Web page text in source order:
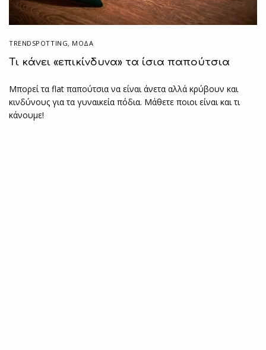
TRENDSPOTTING, ΜΟΔΑ
Τι κάνει «επικίνδυνα» τα ίσια παπούτσια
Μπορεί τα flat παπούτσια να είναι άνετα αλλά κρύβουν και
κινδύνους για τα γυναικεία πόδια. Μάθετε ποιοι είναι και τι
κάνουμε!